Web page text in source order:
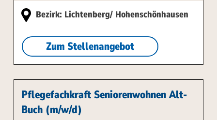
Bezirk: Lichtenberg/ Hohenschönhausen
Zum Stellenangebot
Pflegefachkraft Seniorenwohnen Alt-
Buch (m/w/d)